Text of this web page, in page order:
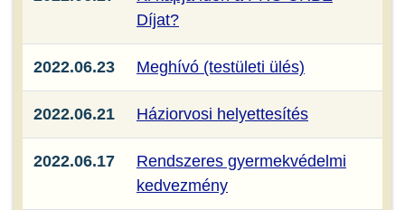
Díjat?
2022.06.23 Meghívó (testületi ülés)
2022.06.21 Háziorvosi helyettesítés
2022.06.17
Rendszeres gyermekvédelmi
kedvezmény